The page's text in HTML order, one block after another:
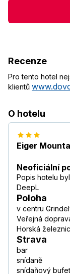
Recenze
Pro tento hotel
klientů
O hotelu
Eiger
Neoficiální
Popis hotelu
DeepL
Poloha
v centru
Veřejná
Horská
Strava
bar
snídaně
snídaňový bufet